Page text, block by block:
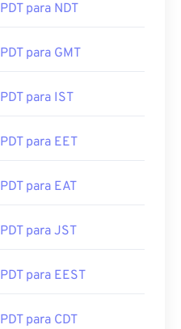
PDT para NDT
PDT para GMT
PDT para IST
PDT para EET
PDT para EAT
PDT para JST
PDT para EEST
PDT para CDT